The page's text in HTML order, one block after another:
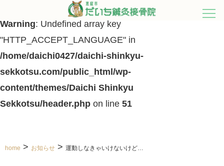
Warning: Undefined array key
"HTTP_ACCEPT_LANGUAGE" in
/home/daichi0427/daichi-shinkyu-
sekkotsu.com/public_html/wp-
content/themes/Daichi Shinkyu
Sekkotsu/header.php on line 51
home > お知らせ > 運動しなきゃいけないけど…